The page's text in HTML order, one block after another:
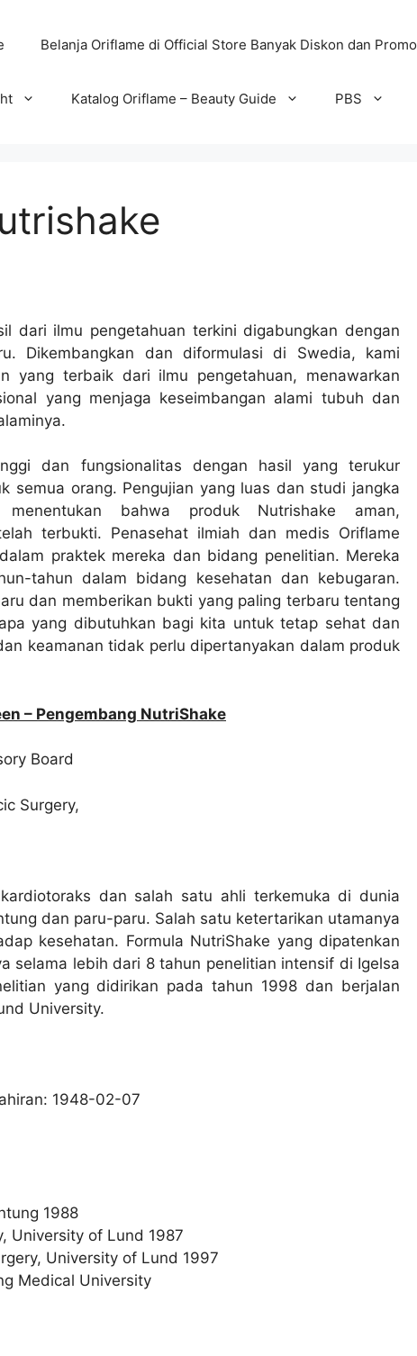
Belanja Oriflame di Official Store Banyak Diskon dan Promo
Katalog Oriflame – Beauty Guide PBS
dari ilmu pengetahuan terkini digabungkan dengan
Dikembangkan dan diformulasi di Swedia, kami
yang terbaik dari ilmu pengetahuan, menawarkan
yang menjaga keseimbangan alami tubuh dan
dan fungsionalitas dengan hasil yang terukur
semua orang. Pengujian yang luas dan studi jangka
bahwa produk Nutrishake aman,
terbukti. Penasehat ilmiah dan medis Oriflame
praktek mereka dan bidang penelitian. Mereka
tahun dalam bidang kesehatan dan kebugaran.
dan memberikan bukti yang paling terbaru tentang
yang dibutuhkan bagi kita untuk tetap sehat dan
keamanan tidak perlu dipertanyakan dalam produk
– Pengembang NutriShake
Board
Surgery,
dan salah satu ahli terkemuka di dunia
dan paru-paru. Salah satu ketertarikan utamanya
kesehatan. Formula NutriShake yang dipatenkan
selama lebih dari 8 tahun penelitian intensif di Igelsa
yang didirikan pada tahun 1998 dan berjalan
University.
1948-02-07
1988
University of Lund 1987
University of Lund 1997
Medical University